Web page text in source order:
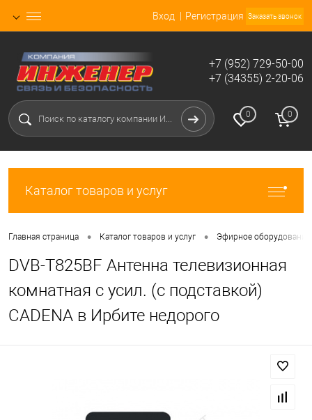
Вход Регистрация Заказать звонок
+7 (952) 729-50-00
+7 (34355) 2-20-06
0 0
Каталог товаров и услуг
Главная страница • Каталог товаров и услуг • Эфирное
DVB-T825BF Антенна телевизионная
комнатная с усил. (с подставкой)
CADENA в Ирбите недорого